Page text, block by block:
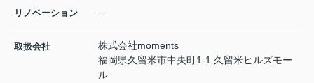
リノベーション --
取扱会社
株式会社moments
福岡県久留米市中央町1-1 久留米ヒルズモー
ル